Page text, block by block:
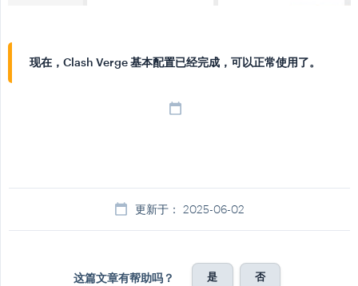
现在，Clash Verge 基本配置已经完成，可以正常使用了。
更新于： 2025-06-02
这篇文章有帮助吗？ 是 否